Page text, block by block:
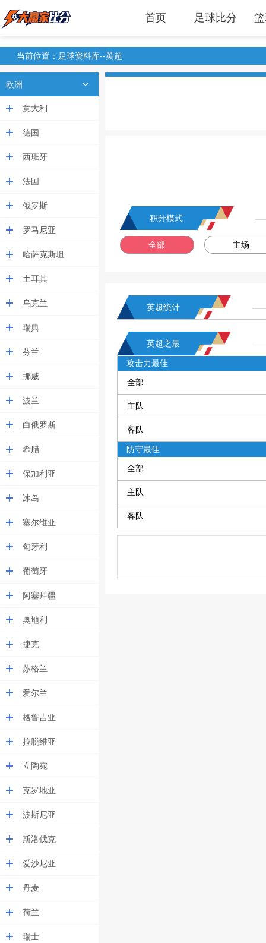
首页 足球比分
当前位置：足球资料库--英超
欧洲
意大利
德国
西班牙
法国
俄罗斯
罗马尼亚
哈萨克斯坦
土耳其
乌克兰
瑞典
芬兰
挪威
波兰
白俄罗斯
希腊
保加利亚
冰岛
塞尔维亚
匈牙利
葡萄牙
阿塞拜疆
奥地利
捷克
苏格兰
爱尔兰
格鲁吉亚
拉脱维亚
立陶宛
克罗地亚
波斯尼亚
斯洛伐克
爱沙尼亚
丹麦
荷兰
瑞士
积分模式
全部 主场
英超统计
英超之最
攻击力最佳
全部
主队
客队
防守最佳
全部
主队
客队